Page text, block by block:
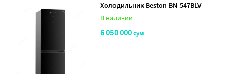
Холодильник Beston BN-547BLV
В наличии
6 050 000сум